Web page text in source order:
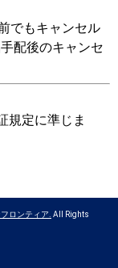
でもキャンセル
配後のキャンセ
規定に準じま
ロンティア. All Rights